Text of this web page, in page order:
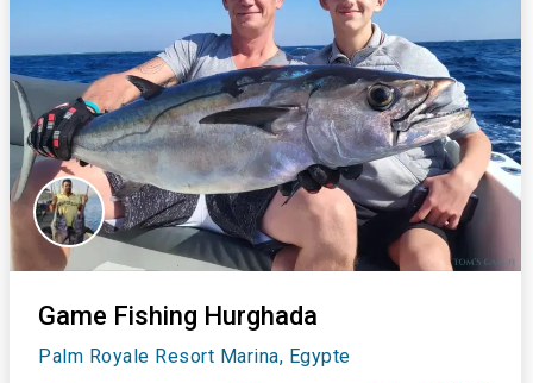
Game Fishing Hurghada
Palm Royale Resort Marina, Egypte